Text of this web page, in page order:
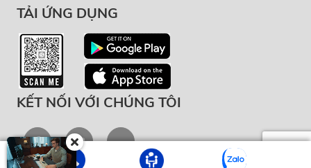
TẢI ỨNG DỤNG
KẾT NỐI VỚI CHÚNG TÔI